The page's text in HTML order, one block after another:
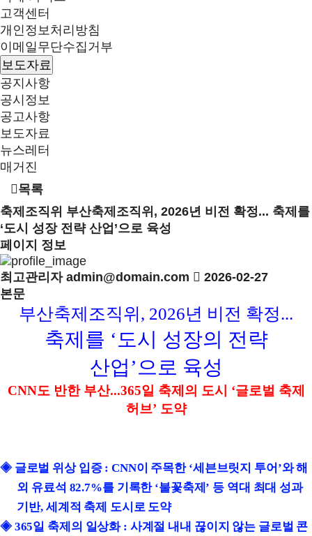
고객센터
개인정보처리방침
이메일무단수집거부
보도자료
공지사항
공시정보
공고사항
보도자료
뉴스레터
매거진
목록
축제조직위 부산축제조직위, 2026년 비전 확정... 축제를
‘도시 성장 전략 산업’으로 육성
페이지 정보
최고관리자 admin@domain.com
2026-02-27
본문
부산축제조직위, 2026년 비전 확정...
축제를 ‘ 도시 성장의 전략
산업’으로 육성
CNN도 반한 부산...365일 축제의 도시 ‘글로벌 축제
허브’ 도약
◈ 글로벌 위상 입증 : CNN이 주목한 ‘세븐브릿지 투어 ’와 해
외 유료석 82.7%를 기록한 ‘불꽃축제 ’ 등 역대 최대 성과
기반, 세계적 축제 도시로 도약
◈365일 축제의 일상화 : 사계절 내내 끊이지 않는 글로벌 콘